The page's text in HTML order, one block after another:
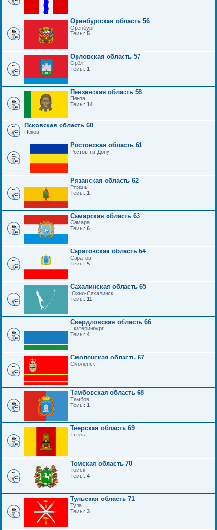
Оренбургская область 56
Оренбург
Темы: 5
Орловская область 57
Орёл
Темы: 1
Пензенская область 58
Пенза
Темы: 14
Псковская область 60
Псков
Ростовская область 61
Ростов-на-Дону
Рязанская область 62
Рязань
Темы: 1
Самарская область 63
Самара
Темы: 6
Саратовская область 64
Саратов
Темы: 5
Сахалинская область 65
Южно-Сахалинск
Темы: 11
Свердловская область 66
Екатеринбург
Темы: 4
Смоленская область 67
Смоленск
Тамбовская область 68
Тамбов
Темы: 1
Тверская область 69
Тверь
Томская область 70
Томск
Темы: 4
Тульская область 71
Тула
Темы: 3